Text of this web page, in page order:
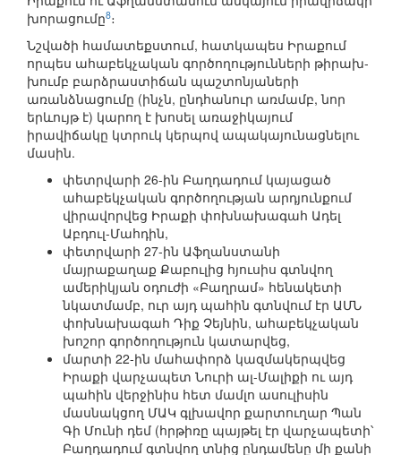
խորացումը8։
Նշվածի համատեքստում, հատկապես Իրաքում
որպես ահաբեկչական գործողությունների թիրախ-
խումբ բարձրաստիճան պաշտոնյաների
առանձնացումը (ինչն, ընդհանուր առմամբ, նոր
երևույթ է) կարող է խոսել առաջիկայում
իրավիճակը կտրուկ կերպով ապակայունացնելու
մասին.
փետրվարի 26-ին Բաղդադում կայացած
ահաբեկչական գործողության արդյունքում
վիրավորվեց Իրաքի փոխնախագահ Ադել
Աբդուլ-Մահդին,
փետրվարի 27-ին Աֆղանստանի
մայրաքաղաք Քաբուլից հյուսիս գտնվող
ամերիկյան օդուժի «Բաղրամ» հենակետի
նկատմամբ, ուր այդ պահին գտնվում էր ԱՄՆ
փոխնախագահ Դիք Չեյնին, ահաբեկչական
խոշոր գործողություն կատարվեց,
մարտի 22-ին մահափորձ կազմակերպվեց
Իրաքի վարչապետ Նուրի ալ-Մալիքի ու այդ
պահին վերջինիս հետ մամլո ասուլիսին
մասնակցող ՄԱԿ գլխավոր քարտուղար Պան
Գի Մունի դեմ (հրթիռը պայթել էր վարչապետի՝
Բաղդադում գտնվող տնից ընդամենը մի քանի